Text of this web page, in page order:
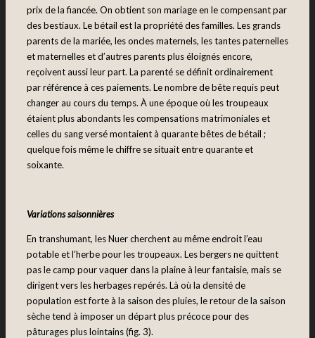
prix de la fiancée. On obtient son mariage en le compensant par
des bestiaux. Le bétail est la propriété des familles. Les grands
parents de la mariée, les oncles maternels, les tantes paternelles
et maternelles et d’autres parents plus éloignés encore,
reçoivent aussi leur part. La parenté se définit ordinairement
par référence à ces paiements. Le nombre de bête requis peut
changer au cours du temps. À une époque où les troupeaux
étaient plus abondants les compensations matrimoniales et
celles du sang versé montaient à quarante bêtes de bétail ;
quelque fois même le chiffre se situait entre quarante et
soixante.
Variations saisonnières
En transhumant, les Nuer cherchent au même endroit l’eau
potable et l’herbe pour les troupeaux. Les bergers ne quittent
pas le camp pour vaquer dans la plaine à leur fantaisie, mais se
dirigent vers les herbages repérés. Là où la densité de
population est forte à la saison des pluies, le retour de la saison
sèche tend à imposer un départ plus précoce pour des
pâturages plus lointains (fig. 3).